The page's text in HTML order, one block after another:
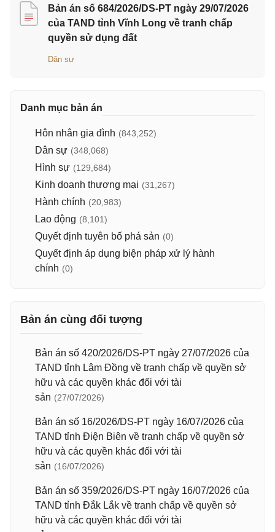
Bản án số 684/2026/DS-PT ngày 29/07/2026
của TAND tỉnh Vĩnh Long về tranh chấp
quyền sử dụng đất
Dân sự
Danh mục bản án
Hôn nhân gia đình (843,252)
Dân sự (348,068)
Hình sự (129,684)
Kinh doanh thương mại (31,267)
Hành chính (20,983)
Lao động (8,101)
Quyết định tuyên bố phá sản (0)
Quyết định áp dụng biện pháp xử lý hành
chính (0)
Bản án cùng đối tượng
Bản án số 420/2026/DS-PT ngày 27/07/2026 của
TAND tỉnh Lâm Đồng về tranh chấp về quyền sở
hữu và các quyền khác đối với tài
sản (27/07/2026)
Bản án số 16/2026/DS-PT ngày 16/07/2026 của
TAND tỉnh Điện Biên về tranh chấp về quyền sở
hữu và các quyền khác đối với tài
sản (16/07/2026)
Bản án số 359/2026/DS-PT ngày 16/07/2026 của
TAND tỉnh Đắk Lắk về tranh chấp về quyền sở
hữu và các quyền khác đối với tài